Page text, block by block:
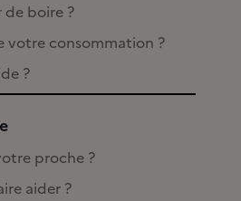
boire ?
votre consommation ?
?
proche ?
aider ?